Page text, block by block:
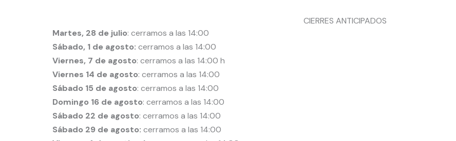
CIERRES ANTICIPADOS
Martes, 28 de julio: cerramos a las 14:00
Sábado, 1 de agosto: cerramos a las 14:00
Viernes, 7 de agosto: cerramos a las 14:00 h
Viernes 14 de agosto: cerramos a las 14:00
Sábado 15 de agosto: cerramos a las 14:00
Domingo 16 de agosto: cerramos a las 14:00
Sábado 22 de agosto: cerramos a las 14:00
Sábado 29 de agosto: cerramos a las 14:00